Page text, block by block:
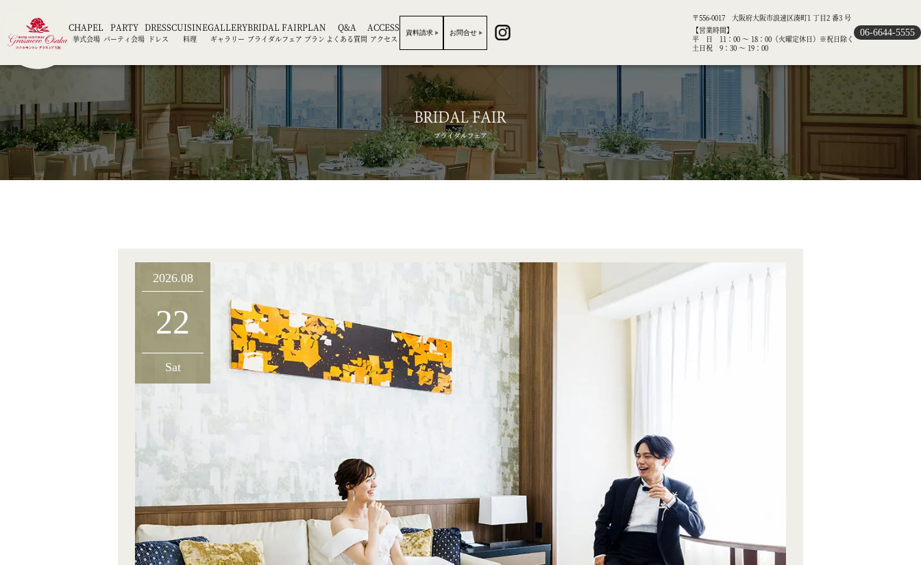
CHAPEL
挙式会場
PARTY
パーティ会場
DRESS
ドレス
CUISINE
料理
GALLERY
ギャラリー
BRIDAL FAIR
ブライダルフェア
PLAN
プラン
Q&A
よくある質問
ACCESS
アクセス
資料請求 お問合せ
〒556-0017 大阪府大阪市浪速区湊町1 丁目2 番3 号
【営業時間】
平 日 11：00 ～ 18：00（火曜定休日）※祝日除く
土日祝 9：30 ～ 19：00
06-6644-5555
2026.08
22
Sat